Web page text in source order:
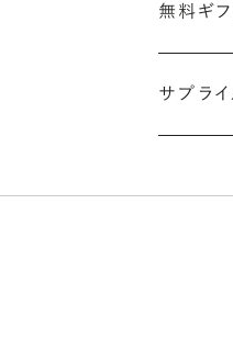
刻印メ
セージを
「商品仕
無料ギ
サプライ